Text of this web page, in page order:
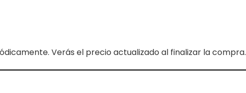
Verás el precio actualizado al finalizar la compra.